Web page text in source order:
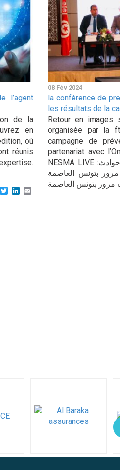
l’agent
de la
en
où
réunis
Facebook
TwitterLinkedIn
08 Fév 2024
la conférence de
les résultats de la
Retour en images
organisée par la
campagne de
partenariat avec
NESMA LIVE :ليلة رأس السنة الإدارية …صفر حوادث
مرور بتونس العاصمة DIWAN FM : ليلة رأس السنة